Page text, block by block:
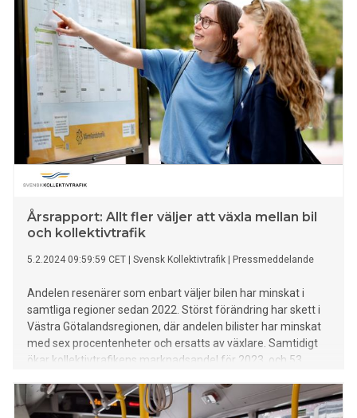
Årsrapport: Allt fler väljer att växla mellan bil
och kollektivtrafik
5.2.2024 09:59:59 CET Svensk Kollektivtrafik Pressmeddelande
Andelen resenärer som enbart väljer bilen har minskat i
samtliga regioner sedan 2022. Störst förändring har skett i
Västra Götalandsregionen, där andelen bilister har minskat
med sex procentenheter och ersatts av växlare. Samtidigt
ökar kollektivtrafikens marknadsandel för 2023, och 53
framgår av årets rapport från Svensk Kollektivtrafiks
resvane- och attitydundersökning Kollektivtrafikbarometern.